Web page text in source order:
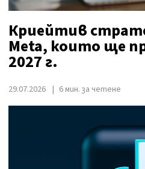
Криейтив
Meta, които ще
2027 г.
29.07.2026 6 мин. за четене